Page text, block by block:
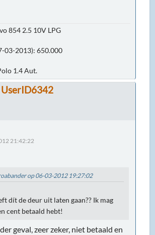
854 2.5 10V LPG
03-2013): 650.000
1.4 Aut.
UserID6342
21:42:22
op 06-03-2012 19:27:02
dít de deur uit laten gaan?? Ik mag
cent betaald hebt!
geval, zeer zeker, niet betaald en